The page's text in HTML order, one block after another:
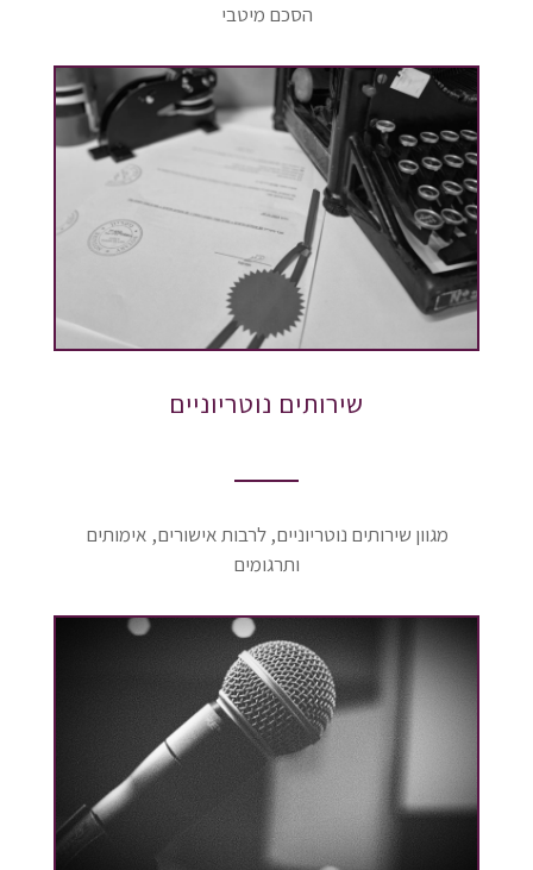
הסכם מיטבי
שירותים נוטריוניים
מגוון שירותים נוטריוניים, לרבות אישורים, אימותים
ותרגומים